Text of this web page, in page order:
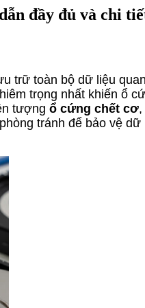
đầy đủ và chi
trữ toàn bộ dữ liệu
trọng nhất khiến ổ
tượng ổ cứng chết cơ
tránh để bảo vệ